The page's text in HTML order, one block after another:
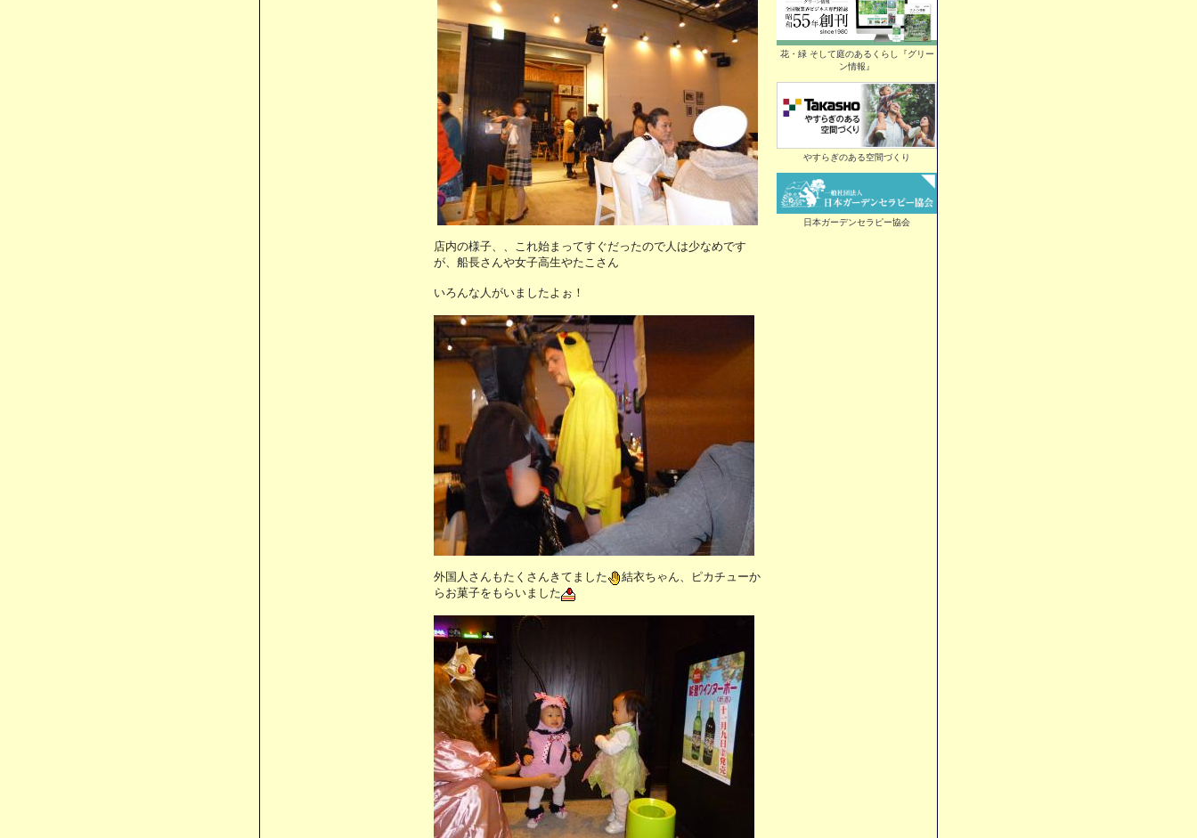
店内の様子、、これ始まってすぐだったので人は少なめです
が、船長さんや女子高生やたこさん
いろんな人がいましたよぉ！
外国人さんもたくさんきてました
結衣ちゃん、ピカチューか
らお菓子をもらいました
花・緑 そして庭のあるくらし『グリー
ン情報』
やすらぎのある空間づくり
日本ガーデンセラピー協会